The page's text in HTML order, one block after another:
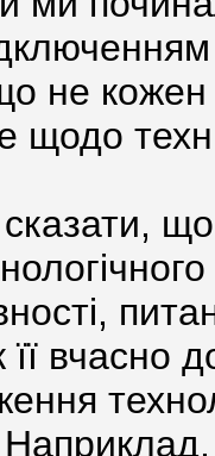
не
щодо
її вчасно